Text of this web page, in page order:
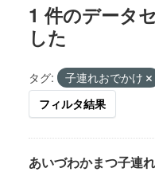
1 件のデータ
した
タグ:
子連れおでかけ
フィルタ結果
あいづわかまつ子連